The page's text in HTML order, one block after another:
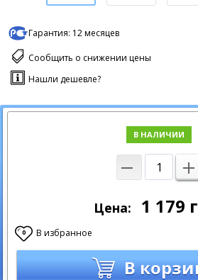
Гарантия: 12 месяцев
Сообщить о снижении цены
Нашли дешевле?
В НАЛИЧИИ
Цена: 1 179
0 В избранное
В